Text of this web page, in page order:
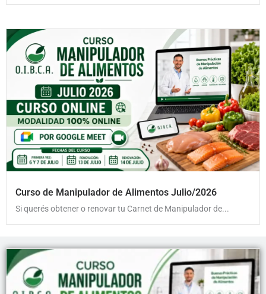
Curso de Manipulador de Alimentos Julio/2026
Si querés obtener o renovar tu Carnet de Manipulador de...